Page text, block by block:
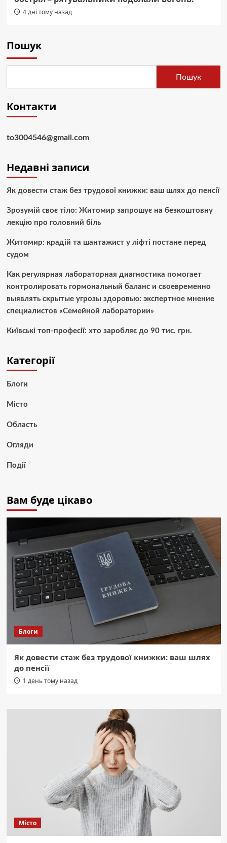
4 дні тому назад
Пошук
Пошук
Контакти
to3004546@gmail.com
Недавні записи
Як довести стаж без трудової книжки: ваш шлях до пенсії
Зрозумій своє тіло: Житомир запрошує на безкоштовну
лекцію про головний біль
Житомир: крадій та шантажист у ліфті постане перед
судом
Как регулярная лабораторная диагностика помогает
контролировать гормональный баланс и своевременно
выявлять скрытые угрозы здоровью: экспертное мнение
специалистов «Семейной лаборатории»
Київські топ-професії: хто заробляє до 90 тис. грн.
Категорії
Блоги
Місто
Область
Огляди
Події
Вам буде цікаво
Блоги
Як довести стаж без трудової книжки: ваш шлях
до пенсії
1 день тому назад
Місто